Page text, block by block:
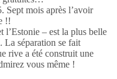
Sept mois après l’avoir
!!
l’Estonie – est la plus belle
La séparation se fait
rive a été construit une
vous même !